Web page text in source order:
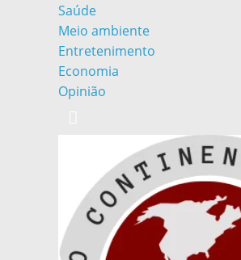
Saúde
Meio ambiente
Entretenimento
Economia
Opinião